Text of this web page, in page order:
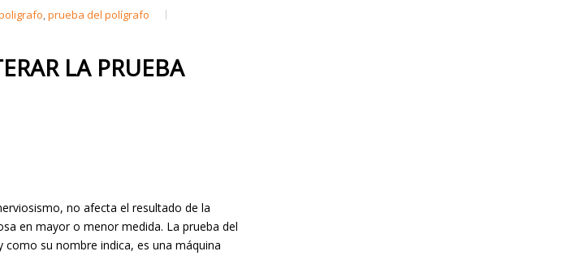
,prueba del polígrafo
LA PRUEBA
no afecta el resultado de la
en mayor o menor medida. La prueba del
su nombre indica, es una máquina